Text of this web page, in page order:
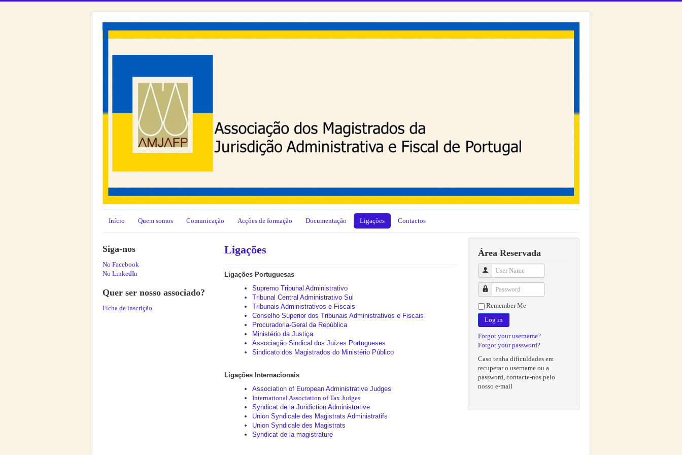
Início Quem somos Comunicação Acções de formação Documentação Ligações Contactos
Siga-nos
No Facebook
No LinkedIn
Quer ser nosso associado?
Ficha de inscrição
Ligações
Ligações Portuguesas
Supremo Tribunal Administrativo
Tribunal Central Administrativo Sul
Tribunais Administrativos e Fiscais
Conselho Superior dos Tribunais Administrativos e Fiscais
Procuradoria-Geral da República
Ministério da Justiça
Associação Sindical dos Juízes Portugueses
Sindicato dos Magistrados do Ministério Público
Ligações Internacionais
Association of European Administrative Judges
International Association of Tax Judges
Syndicat de la Juridiction Administrative
Union Syndicale des Magistrats Administratifs
Union Syndicale des Magistrats
Syndicat de la magistrature
Área Reservada
User Name
Password
Remember Me
Log in
Forgot your username?
Forgot your password?
Caso tenha dificuldades em
recuperar o username ou a
password, contacte-nos pelo
nosso e-mail